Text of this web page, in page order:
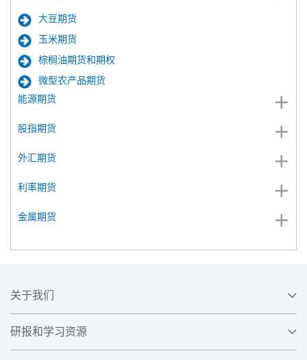
大豆期货
玉米期货
棕榈油期货和期权
微型农产品期货
能源期货
股指期货
外汇期货
利率期货
金属期货
关于我们
研报和学习资源